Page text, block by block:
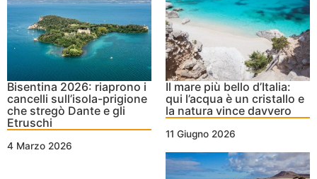
Bisentina 2026: riaprono i
cancelli sull’isola-prigione
che stregò Dante e gli
Etruschi
4 Marzo 2026
Il mare più bello d’Italia:
qui l’acqua è un cristallo e
la natura vince davvero
11 Giugno 2026